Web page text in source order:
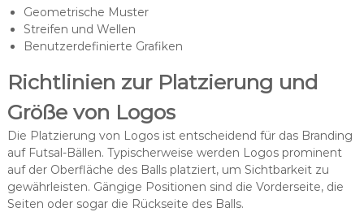
Geometrische Muster
Streifen und Wellen
Benutzerdefinierte Grafiken
Richtlinien zur Platzierung und
Größe von Logos
Die Platzierung von Logos ist entscheidend für das Branding
auf Futsal-Bällen. Typischerweise werden Logos prominent
auf der Oberfläche des Balls platziert, um Sichtbarkeit zu
gewährleisten. Gängige Positionen sind die Vorderseite, die
Seiten oder sogar die Rückseite des Balls.